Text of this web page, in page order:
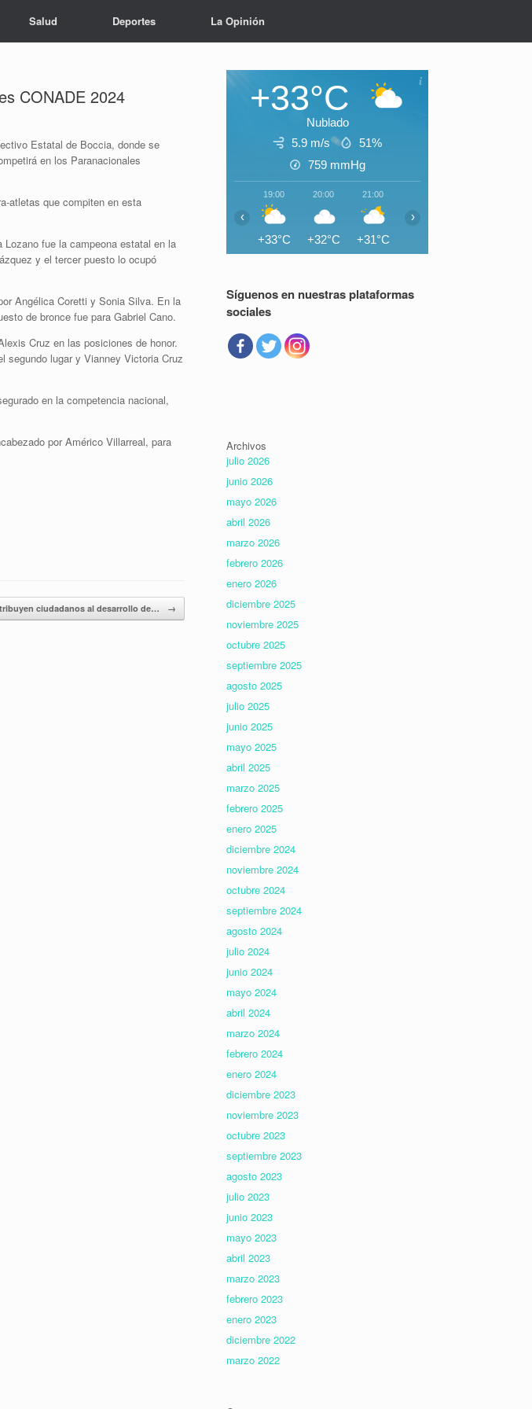
Salud Deportes La Opinión
CONADE 2024
Estatal de Boccia, donde se
en los Paranacionales
atletas que compiten en esta
fue la campeona estatal en la
y el tercer puesto lo ocupó
Angélica Coretti y Sonia Silva. En la
de bronce fue para Gabriel Cano.
Cruz en las posiciones de honor.
lugar y Vianney Victoria Cruz
en la competencia nacional,
por Américo Villarreal, para
ciudadanos al desarrollo de… →
+33°C
Nublado
5.9 m/s
51%
759 mmHg
19:00
+33°C
20:00
+32°C
21:00
+31°C
‹ ›
Síguenos en nuestras plataformas
sociales
Archivos
julio 2026
junio 2026
mayo 2026
abril 2026
marzo 2026
febrero 2026
enero 2026
diciembre 2025
noviembre 2025
octubre 2025
septiembre 2025
agosto 2025
julio 2025
junio 2025
mayo 2025
abril 2025
marzo 2025
febrero 2025
enero 2025
diciembre 2024
noviembre 2024
octubre 2024
septiembre 2024
agosto 2024
julio 2024
junio 2024
mayo 2024
abril 2024
marzo 2024
febrero 2024
enero 2024
diciembre 2023
noviembre 2023
octubre 2023
septiembre 2023
agosto 2023
julio 2023
junio 2023
mayo 2023
abril 2023
marzo 2023
febrero 2023
enero 2023
diciembre 2022
marzo 2022